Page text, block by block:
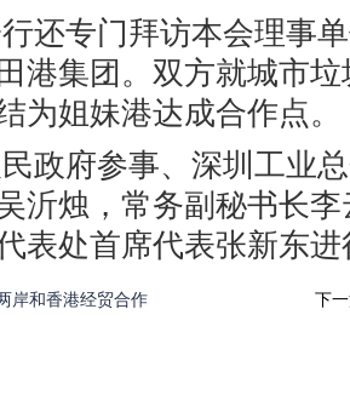
还专门拜访本会理事
港集团。双方就城市
为姐妹港达成合作点。
政府参事、深圳工业
沂烛，常务副秘书长
表处首席代表张新东
岸和香港经贸合作 下